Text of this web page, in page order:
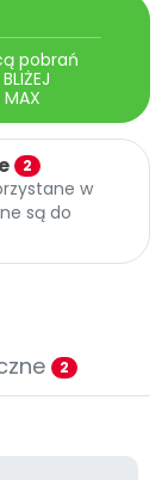
pobrań
2
w
są do
2